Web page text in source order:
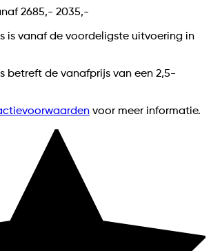
2685,- 2035,-
is vanaf de voordeligste uitvoering in
betreft de vanafprijs van een 2,5-
voor meer informatie.